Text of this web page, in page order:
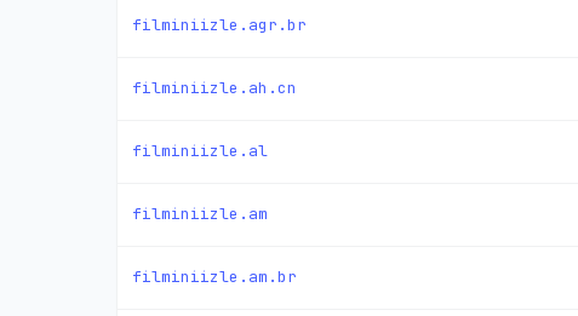
filminiizle.agr.br
filminiizle.ah.cn
filminiizle.al
filminiizle.am
filminiizle.am.br